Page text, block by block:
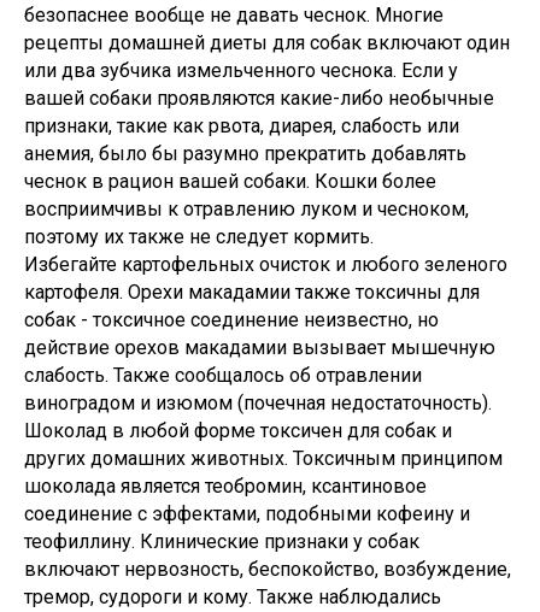
безопаснее вообще не давать чеснок. Многие
рецепты домашней диеты для собак включают один
или два зубчика измельченного чеснока. Если у
вашей собаки проявляются какие-либо необычные
признаки, такие как рвота, диарея, слабость или
анемия, было бы разумно прекратить добавлять
чеснок в рацион вашей собаки. Кошки более
восприимчивы к отравлению луком и чесноком,
поэтому их также не следует кормить.
Избегайте картофельных очисток и любого зеленого
картофеля. Орехи макадамии также токсичны для
собак - токсичное соединение неизвестно, но
действие орехов макадамии вызывает мышечную
слабость. Также сообщалось об отравлении
виноградом и изюмом (почечная недостаточность).
Шоколад в любой форме токсичен для собак и
других домашних животных. Токсичным принципом
шоколада является теобромин, ксантиновое
соединение с эффектами, подобными кофеину и
теофиллину. Клинические признаки у собак
включают нервозность, беспокойство, возбуждение,
тремор, судороги и кому. Также наблюдались